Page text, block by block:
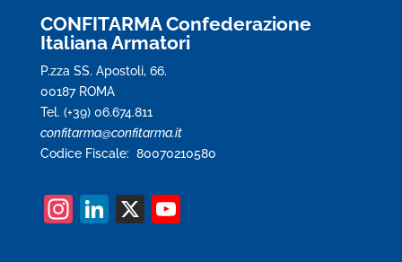
CONFITARMA Confederazione
Italiana Armatori
P.zza SS. Apostoli, 66.
00187 ROMA
Tel. (+39) 06.674.811
confitarma@confitarma.it
Codice Fiscale: 80070210580
In Li X Y